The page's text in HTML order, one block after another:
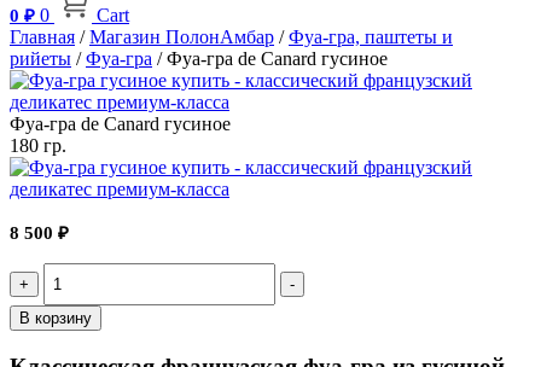
0 ₽ 0
Cart
Главная /Магазин ПолонАмбар /Фуа-гра, паштеты и
рийеты /Фуа-гра / Фуа-гра de Canard гусиное
Фуа-гра de Canard гусиное
180 гр.
8 500 ₽
Quantity
В корзину